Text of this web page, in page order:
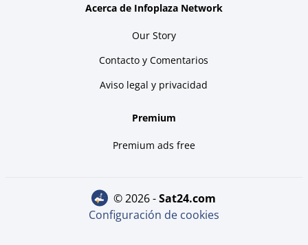
Acerca de Infoplaza Network
Our Story
Contacto y Comentarios
Aviso legal y privacidad
Premium
Premium ads free
© 2026 - sat24.com
Configuración de cookies